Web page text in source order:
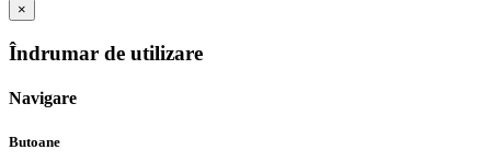
×
Îndrumar de utilizare
Navigare
Butoane